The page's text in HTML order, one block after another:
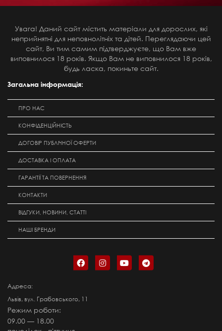
Увага! Даний сайт містить матеріали для дорослих, які
неприйнятні для неповнолітніх та дітей. Переглядаючи цей
сайт, Ви тим самим підтверджуєте, що Вам вже
виповнилося 18 років. Якщо Вам не виповнилося 18 років,
будь ласка, покиньте сайт.
Загальна інформація:
ПРО НАС
КОНФІДЕНЦІЙНІСТЬ
ДОГОВІР ПУБЛІЧНОЇ ОФЕРТИ
ДОСТАВКА І ОПЛАТА
ГАРАНТІЇ ТА ПОВЕРНЕННЯ
КОНТАКТИ
ВІДГУКИ, НОВИНИ, СТАТТІ
НАШІ БРЕНДИ
Адреса:
Львів, вул. Грабовського, 11
Режим роботи:
09.00 — 18.00